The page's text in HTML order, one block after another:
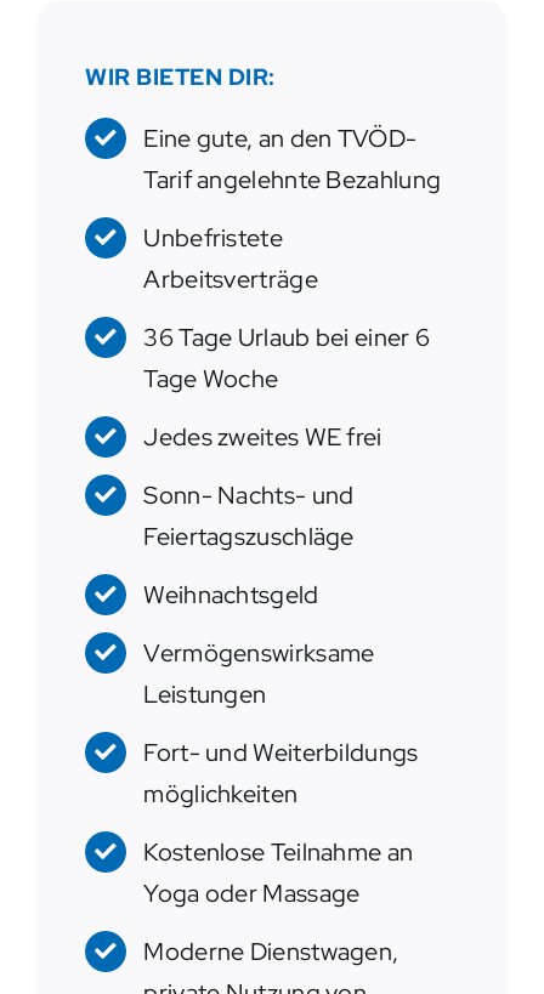
WIR BIETEN DIR:
Eine gute, an den TVÖD-
Tarif angelehnte Bezahlung
Unbefristete
Arbeitsverträge
36 Tage Urlaub bei einer 6
Tage Woche
Jedes zweites WE frei
Sonn- Nachts- und
Feiertagszuschläge
Weihnachtsgeld
Vermögenswirksame
Leistungen
Fort- und Weiterbildungs
möglichkeiten
Kostenlose Teilnahme an
Yoga oder Massage
Moderne Dienstwagen,